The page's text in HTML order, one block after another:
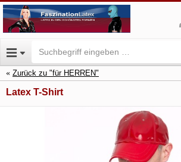
Zurück zu "für HERREN"
Latex T-Shirt